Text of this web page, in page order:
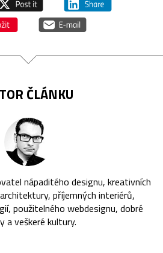
ČLÁNKU
nápaditého designu, kreativních
příjemných interiérů,
použitelného webdesignu, dobré
a veškeré kultury.